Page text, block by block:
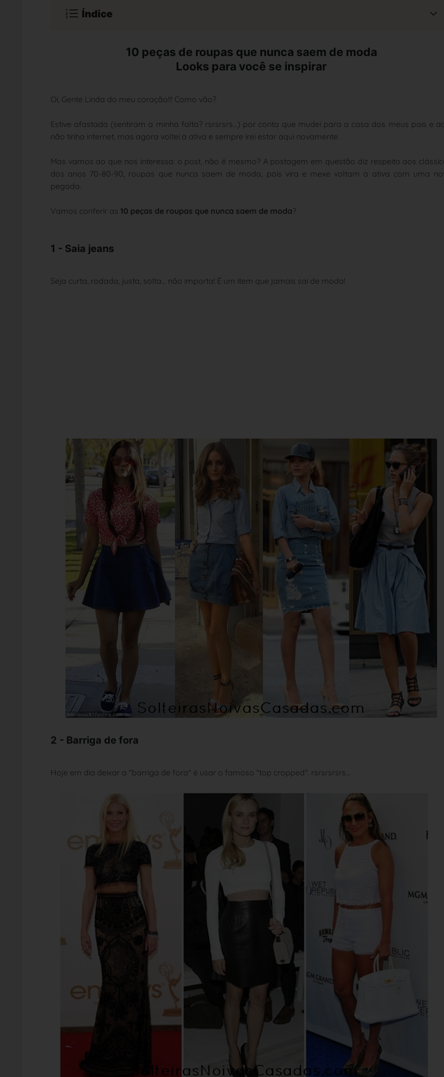
Índice
10 peças de roupas que nunca saem de moda
Looks para você se inspirar
Oi, Gente Linda do meu coração!!! Como vão?
Estive afastada (sentiram a minha falta? rsrsrsrs...) por conta que mudei para a casa dos meus pais e
não tinha internet, mas agora voltei à ativa e sempre irei estar aqui novamente.
Mas vamos ao que nos interessa: o post, não é mesmo? A postagem em questão diz respeito aos
dos anos 70-80-90, roupas que nunca saem de moda, pois vira e mexe voltam à ativa com uma
pegada.
Vamos conferir as 10 peças de roupas que nunca saem de moda?
1 - Saia jeans
Seja curta, rodada, justa, solta... não importa! É um item que jamais sai de moda!
2 - Barriga de fora
Hoje em dia deixar a "barriga de fora" é usar o famoso "top cropped". rsrsrsrsrs...